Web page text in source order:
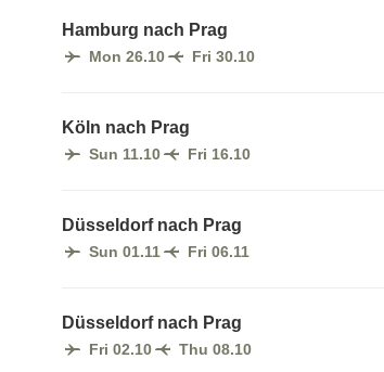
Hamburg nach Prag
Mon 26.10 Fri 30.10
Köln nach Prag
Sun 11.10 Fri 16.10
Düsseldorf nach Prag
Sun 01.11 Fri 06.11
Düsseldorf nach Prag
Fri 02.10 Thu 08.10